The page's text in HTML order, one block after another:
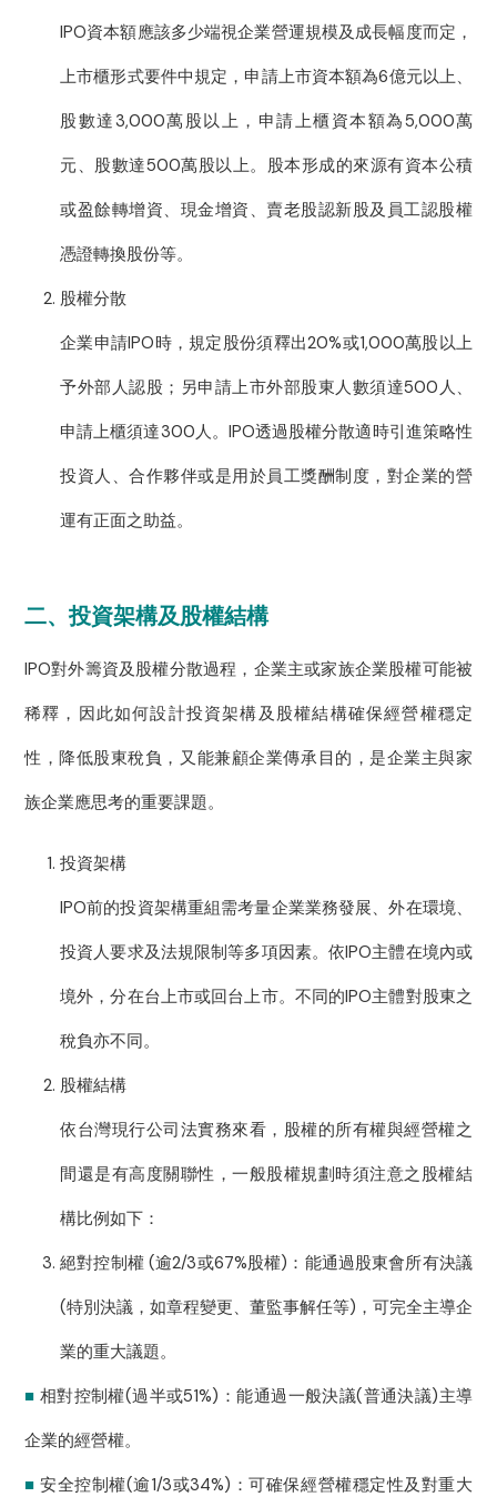
IPO資本額應該多少端視企業營運規模及成長幅度而定，
上市櫃形式要件中規定，申請上市資本額為6億元以上、
股數達3,000萬股以上，申請上櫃資本額為5,000萬
元、股數達500萬股以上。股本形成的來源有資本公積
或盈餘轉增資、現金增資、賣老股認新股及員工認股權
憑證轉換股份等。
股權分散
企業申請IPO時，規定股份須釋出20%或1,000萬股以上
予外部人認股；另申請上市外部股東人數須達500人、
申請上櫃須達300人。IPO透過股權分散適時引進策略性
投資人、合作夥伴或是用於員工獎酬制度，對企業的營
運有正面之助益。
二、投資架構及股權結構
IPO對外籌資及股權分散過程，企業主或家族企業股權可能被
稀釋，因此如何設計投資架構及股權結構確保經營權穩定
性，降低股東稅負，又能兼顧企業傳承目的，是企業主與家
族企業應思考的重要課題。
投資架構
IPO前的投資架構重組需考量企業業務發展、外在環境、
投資人要求及法規限制等多項因素。依IPO主體在境內或
境外，分在台上市或回台上市。不同的IPO主體對股東之
稅負亦不同。
股權結構
依台灣現行公司法實務來看，股權的所有權與經營權之
間還是有高度關聯性，一般股權規劃時須注意之股權結
構比例如下：
絕對控制權 (逾2/3或67%股權)：能通過股東會所有決議
(特別決議，如章程變更、董監事解任等)，可完全主導企
業的重大議題。
■ 相對控制權(過半或51%)：能通過一般決議(普通決議)主導
企業的經營權。
■ 安全控制權(逾1/3或34%)：可確保經營權穩定性及對重大